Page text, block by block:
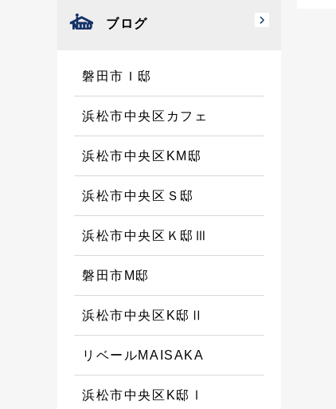
ブログ
磐田市Ｉ邸
浜松市中央区カフェ
浜松市中央区KM邸
浜松市中央区Ｓ邸
浜松市中央区Ｋ邸Ⅲ
磐田市M邸
浜松市中央区K邸Ⅱ
リベールMAISAKA
浜松市中央区K邸Ⅰ